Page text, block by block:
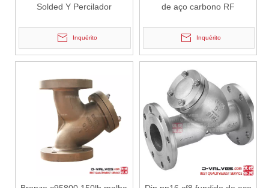
Solded Y Percilador
Inquérito
de aço carbono RF
Inquérito